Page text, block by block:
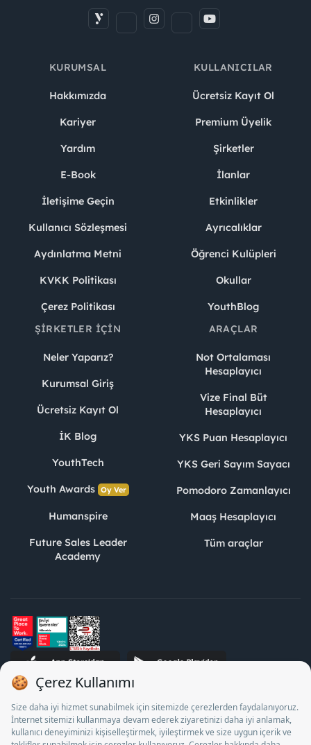
KURUMSAL
Hakkımızda
Kariyer
Yardım
E-Book
İletişime Geçin
Kullanıcı Sözleşmesi
Aydınlatma Metni
KVKK Politikası
Çerez Politikası
KULLANICILAR
Ücretsiz Kayıt Ol
Premium Üyelik
Şirketler
İlanlar
Etkinlikler
Ayrıcalıklar
Öğrenci Kulüpleri
Okullar
YouthBlog
ŞIRKETLER İÇIN
Neler Yaparız?
Kurumsal Giriş
Ücretsiz Kayıt Ol
İK Blog
YouthTech
Youth Awards Oy Ver
Humanspire
Future Sales Leader
Academy
ARAÇLAR
Not Ortalaması
Hesaplayıcı
Vize Final Büt
Hesaplayıcı
YKS Puan Hesaplayıcı
YKS Geri Sayım Sayacı
Pomodoro Zamanlayıcı
Maaş Hesaplayıcı
Tüm araçlar
STJ İnsan Kaynakları Bilişim ve Danışmanlık A.Ş. Özel İstihdam
Bürosu Olarak 13/05/2025 - 12/05/2028 tarihleri arasında